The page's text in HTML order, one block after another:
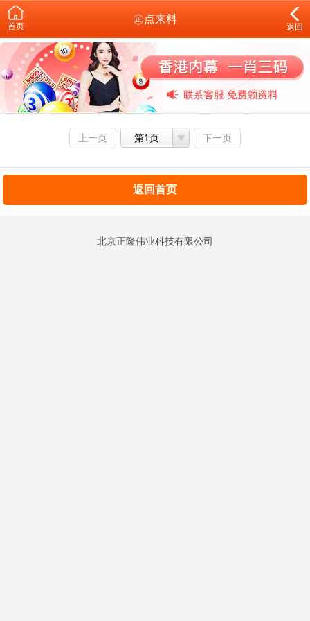
首页
㊣点来料
返回
上一页 第1页 下一页
返回首页
北京正隆伟业科技有限公司